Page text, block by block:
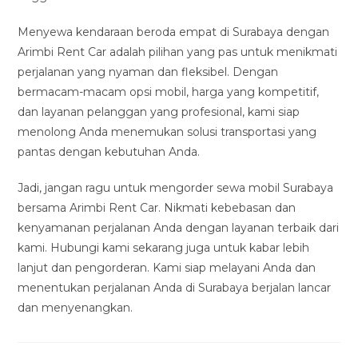
Menyewa kendaraan beroda empat di Surabaya dengan
Arimbi Rent Car adalah pilihan yang pas untuk menikmati
perjalanan yang nyaman dan fleksibel. Dengan
bermacam-macam opsi mobil, harga yang kompetitif,
dan layanan pelanggan yang profesional, kami siap
menolong Anda menemukan solusi transportasi yang
pantas dengan kebutuhan Anda.
Jadi, jangan ragu untuk mengorder sewa mobil Surabaya
bersama Arimbi Rent Car. Nikmati kebebasan dan
kenyamanan perjalanan Anda dengan layanan terbaik dari
kami. Hubungi kami sekarang juga untuk kabar lebih
lanjut dan pengorderan. Kami siap melayani Anda dan
menentukan perjalanan Anda di Surabaya berjalan lancar
dan menyenangkan.